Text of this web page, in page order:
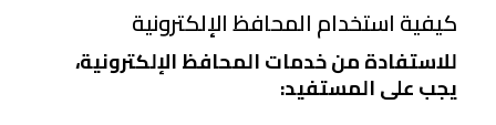
كيفية استخدام المحافظ الإلكترونية
للاستفادة من خدمات المحافظ الإلكترونية،
يجب على المستفيد: